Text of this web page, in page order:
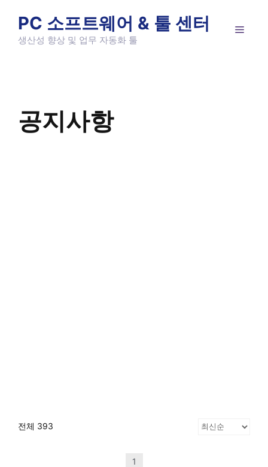
content
PC 소프트웨어 & 툴 센터
생산성 향상 및 업무 자동화 툴
공지사항
전체 393
1